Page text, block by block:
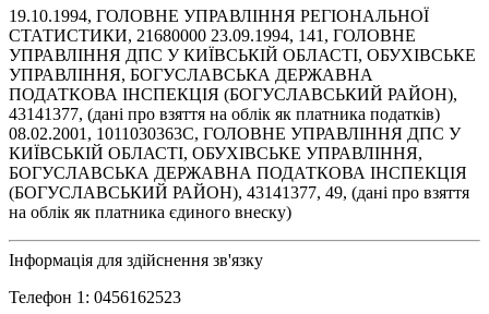
19.10.1994, ГОЛОВНЕ УПРАВЛІННЯ РЕГІОНАЛЬНОЇ
СТАТИСТИКИ, 21680000 23.09.1994, 141, ГОЛОВНЕ
УПРАВЛІННЯ ДПС У КИЇВСЬКІЙ ОБЛАСТІ, ОБУХІВСЬКЕ
УПРАВЛІННЯ, БОГУСЛАВСЬКА ДЕРЖАВНА
ПОДАТКОВА ІНСПЕКЦІЯ (БОГУСЛАВСЬКИЙ РАЙОН),
43141377, (дані про взяття на облік як платника податків)
08.02.2001, 1011030363С, ГОЛОВНЕ УПРАВЛІННЯ ДПС У
КИЇВСЬКІЙ ОБЛАСТІ, ОБУХІВСЬКЕ УПРАВЛІННЯ,
БОГУСЛАВСЬКА ДЕРЖАВНА ПОДАТКОВА ІНСПЕКЦІЯ
(БОГУСЛАВСЬКИЙ РАЙОН), 43141377, 49, (дані про взяття
на облік як платника єдиного внеску)
Інформація для здійснення зв'язку
Телефон 1: 0456162523